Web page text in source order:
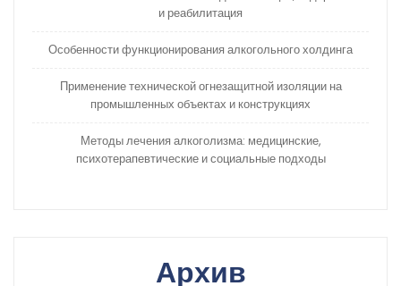
и реабилитация
Особенности функционирования алкогольного холдинга
Применение технической огнезащитной изоляции на
промышленных объектах и конструкциях
Методы лечения алкоголизма: медицинские,
психотерапевтические и социальные подходы
Архив